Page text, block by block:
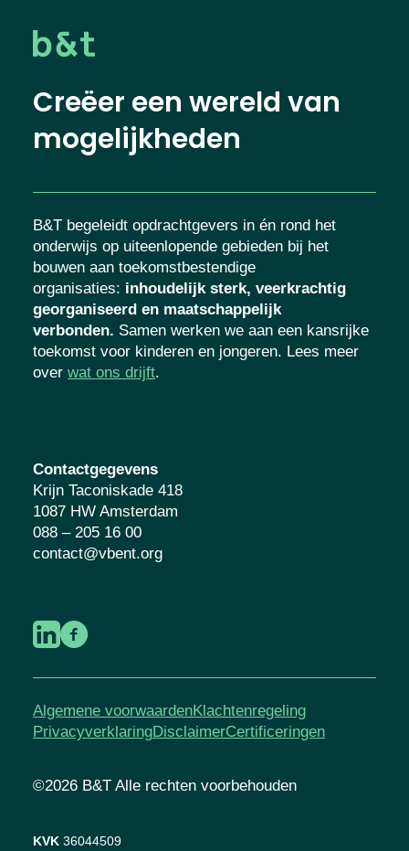
Creëer een wereld van
mogelijkheden
B&T begeleidt opdrachtgevers in én rond het
onderwijs op uiteenlopende gebieden bij het
bouwen aan toekomstbestendige
organisaties: inhoudelijk sterk, veerkrachtig
georganiseerd en maatschappelijk
verbonden. Samen werken we aan een
kansrijke toekomst voor kinderen en
jongeren. Lees meer over
Contactgegevens
Krijn Taconiskade 418
1087 HW Amsterdam
088 – 205 16 00
contact@vbent.org
Algemene voorwaardenKlachtenregeling
PrivacyverklaringDisclaimerCertificeringen
©2026 B&T Alle rechten voorbehouden
KVK 36044509